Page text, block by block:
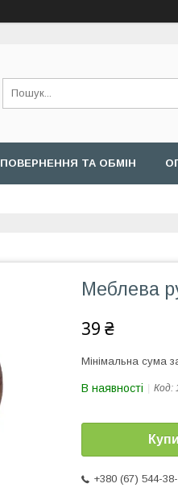
ПОВЕРНЕННЯ ТА ОБМІН
Меблева
39 ₴
Мінімальна сума
В наявності Код:
+380 (67) 544-